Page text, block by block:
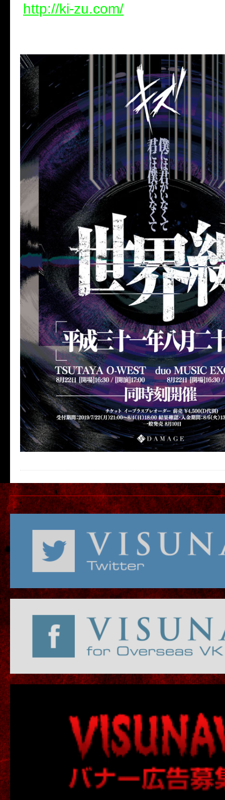
http://ki-zu.com/